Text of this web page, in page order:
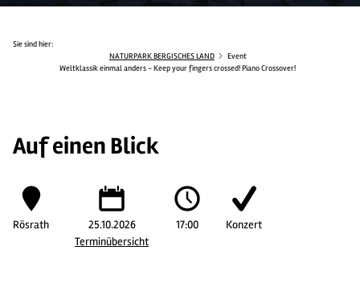
Sie sind hier:
NATURPARK BERGISCHES LAND
Event
Weltklassik einmal anders - Keep your fingers crossed! Piano Crossover!
Auf einen Blick
Rösrath
25.10.2026
Terminübersicht
17:00 Konzert